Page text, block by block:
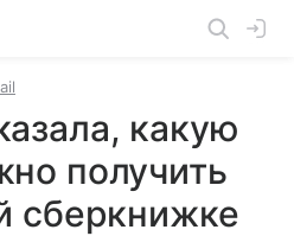
какую
получить
сберкнижке